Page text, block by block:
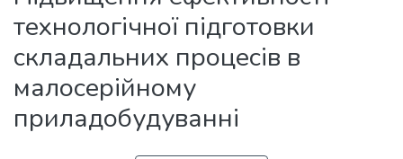
технологічної підготовки
складальних процесів в
малосерійному
приладобудуванні